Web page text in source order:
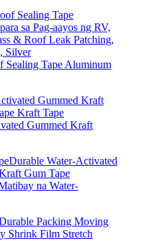
Sealing Tape Aluminum
Gummed Kraft
na Water-